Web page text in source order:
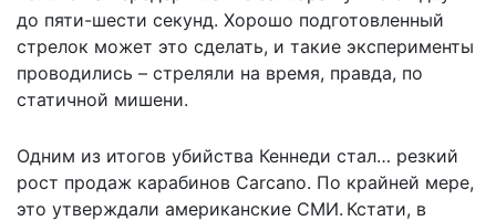
до пяти-шести секунд. Хорошо подготовленный
стрелок может это сделать, и такие эксперименты
проводились – стреляли на время, правда, по
статичной мишени.
Одним из итогов убийства Кеннеди стал… резкий
рост продаж карабинов Carcano. По крайней мере,
это утверждали американские СМИ. Кстати, в